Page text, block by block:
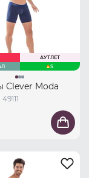
АУТЛЕТ
S
Clever Moda